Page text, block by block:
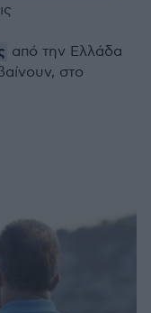
από την Ελλάδα
στο